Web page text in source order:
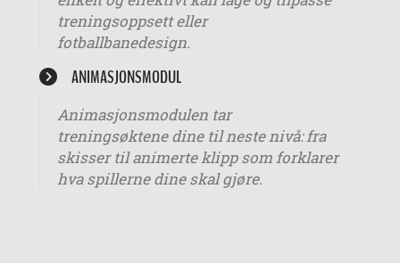
treningsoppsett eller
fotballbanedesign.
ANIMASJONSMODUL
Animasjonsmodulen tar
treningsøktene dine til neste nivå: fra
skisser til animerte klipp som forklarer
hva spillerne dine skal gjøre.